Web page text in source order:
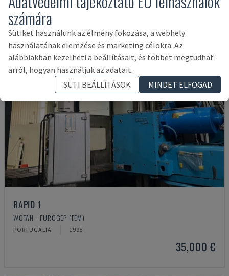
RAPID 1
WOTAN - FÚRÓGÉP (FÉM)
PORTUGÁLIA 1995
35,000 €
számára
Sütiket használunk az élmény fokozása, a webhely
használatának elemzése és marketing célokra. Az
alábbiakban kezelheti a beállításait, és többet megtudhat
arról, hogyan használjuk az adatait.
SÜTI BEÁLLÍTÁSOK
MINDET ELFOGAD